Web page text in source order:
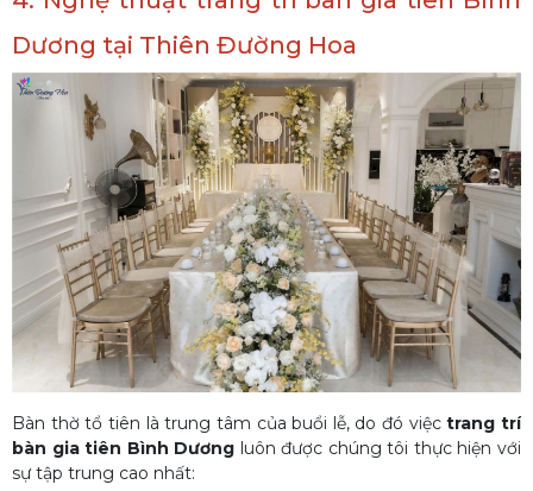
Dương tại Thiên Đường Hoa
Bàn thờ tổ tiên là trung tâm của buổi lễ, do đó việctrang trí
bàn gia tiên Bình Dương luôn được chúng tôi thực hiện với
sự tập trung cao nhất: